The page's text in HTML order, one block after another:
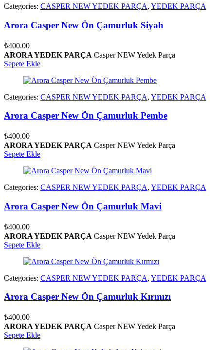
Categories: CASPER NEW YEDEK PARÇA, YEDEK PARÇA
Arora Casper New Ön Çamurluk Siyah
₺400.00
ARORA YEDEK PARÇA Casper NEW Yedek Parça
Sepete Ekle
Categories: CASPER NEW YEDEK PARÇA, YEDEK PARÇA
Arora Casper New Ön Çamurluk Pembe
₺400.00
ARORA YEDEK PARÇA Casper NEW Yedek Parça
Sepete Ekle
Categories: CASPER NEW YEDEK PARÇA, YEDEK PARÇA
Arora Casper New Ön Çamurluk Mavi
₺400.00
ARORA YEDEK PARÇA Casper NEW Yedek Parça
Sepete Ekle
Categories: CASPER NEW YEDEK PARÇA, YEDEK PARÇA
Arora Casper New Ön Çamurluk Kırmızı
₺400.00
ARORA YEDEK PARÇA Casper NEW Yedek Parça
Sepete Ekle